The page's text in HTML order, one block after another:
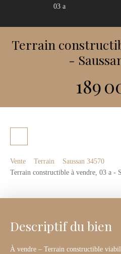
03 a
Terrain
-
189
Vente Terrain
Saussan 34570
Terrain constructible à vendre, 03 a -
Descriptif du bien
À vendre – Terrain constructible